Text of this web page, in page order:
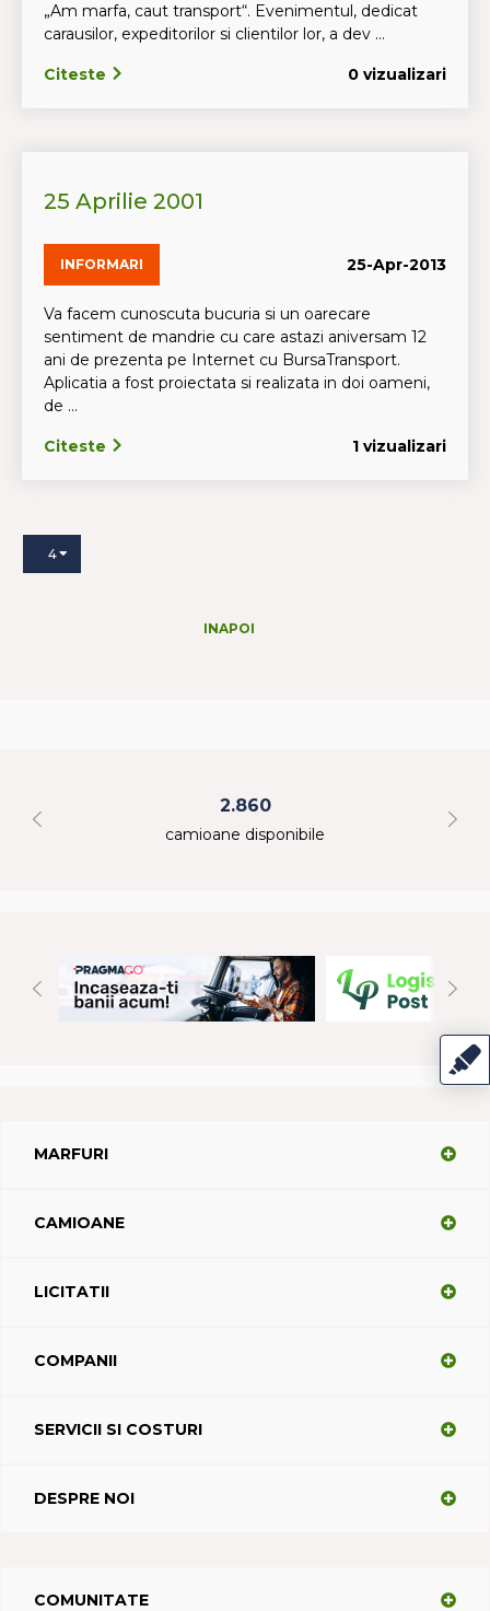
„Am marfa, caut transport“. Evenimentul, dedicat
carausilor, expeditorilor si clientilor lor, a dev ...
Citeste 0 vizualizari
25 Aprilie 2001
INFORMARI 25-Apr-2013
Va facem cunoscuta bucuria si un oarecare
sentiment de mandrie cu care astazi aniversam 12
ani de prezenta pe Internet cu BursaTransport.
Aplicatia a fost proiectata si realizata in doi oameni,
de ...
Citeste 1 vizualizari
4
INAPOI
2.860
camioane disponibile
MARFURI
CAMIOANE
LICITATII
COMPANII
SERVICII SI COSTURI
DESPRE NOI
COMUNITATE